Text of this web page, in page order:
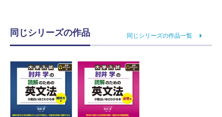
同じシリーズの作品 同じシリーズの作品一覧